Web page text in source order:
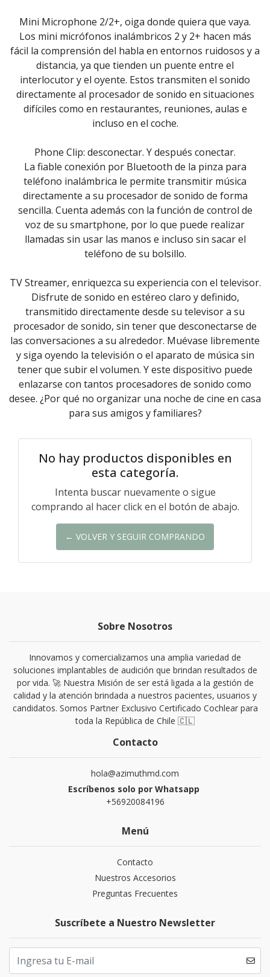
Mini Microphone 2/2+, oiga donde quiera que vaya.
Los mini micrófonos inalámbricos 2 y 2+ hacen más
fácil la comprensión del habla en entornos ruidosos y a
distancia, ya que tienden un puente entre el
interlocutor y el oyente. Estos transmiten el sonido
directamente al procesador de sonido en situaciones
difíciles como en restaurantes, reuniones, aulas e
incluso en el coche.
Phone Clip: desconectar. Y después conectar.
La fiable conexión por Bluetooth de la pinza para
teléfono inalámbrica le permite transmitir música
directamente a su procesador de sonido de forma
sencilla. Cuenta además con la función de control de
voz de su smartphone, por lo que puede realizar
llamadas sin usar las manos e incluso sin sacar el
teléfono de su bolsillo.
TV Streamer, enriquezca su experiencia con el televisor.
Disfrute de sonido en estéreo claro y definido,
transmitido directamente desde su televisor a su
procesador de sonido, sin tener que desconectarse de
las conversaciones a su alrededor. Muévase libremente
y siga oyendo la televisión o el aparato de música sin
tener que subir el volumen. Y este dispositivo puede
enlazarse con tantos procesadores de sonido como
desee. ¿Por qué no organizar una noche de cine en casa
para sus amigos y familiares?
No hay productos disponibles en
esta categoría.
Intenta buscar nuevamente o sigue
comprando al hacer click en el botón de abajo.
← VOLVER Y SEGUIR COMPRANDO
Sobre Nosotros
Innovamos y comercializamos una amplia variedad de
soluciones implantables de audición que brindan resultados de
por vida. 🚀 Nuestra Misión de ser está ligada a la gestión de
calidad y la atención brindada a nuestros pacientes, usuarios y
candidatos. Somos Partner Exclusivo Certificado Cochlear para
toda la República de Chile 🇨🇱
Contacto
hola@azimuthmd.com
Escríbenos solo por Whatsapp
+56920084196
Menú
Contacto
Nuestros Accesorios
Preguntas Frecuentes
Suscríbete a Nuestro Newsletter